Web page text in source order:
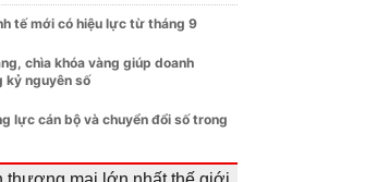
tế mới có hiệu lực từ tháng 9
chìa khóa vàng giúp doanh
kỷ nguyên số
lực cán bộ và chuyển đổi số trong